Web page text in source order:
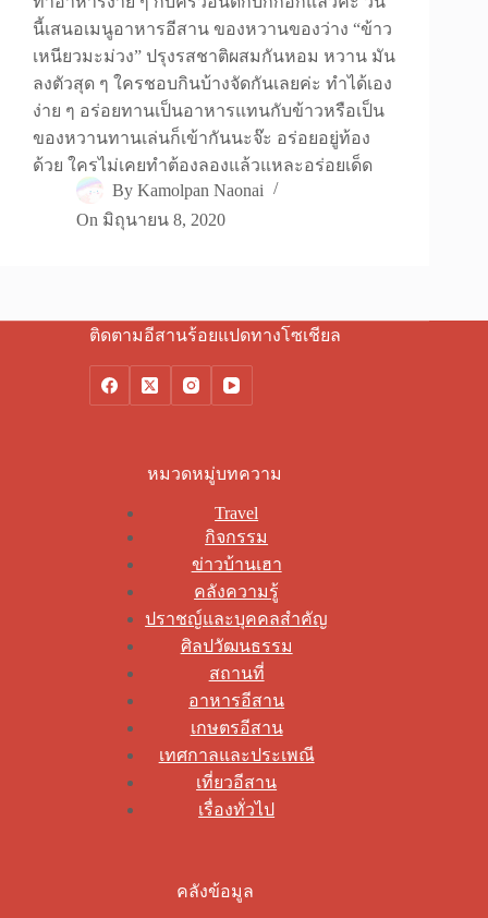
นี้เสนอเมนูอาหารอีสาน ของหวานของว่าง “ข้าว
เหนียวมะม่วง” ปรุงรสชาติผสมกันหอม หวาน มัน
ลงตัวสุด ๆ ใครชอบกินบ้างจัดกันเลยค่ะ ทำได้เอง
ง่าย ๆ อร่อยทานเป็นอาหารแทนกับข้าวหรือเป็น
ของหวานทานเล่นก็เข้ากันนะจ๊ะ อร่อยอยู่ท้อง
ด้วย ใครไม่เคยทำต้องลองแล้วแหละอร่อยเด็ด
By Kamolpan Naonai
On มิถุนายน 8, 2020
ติดตามอีสานร้อยแปดทางโซเชียล
หมวดหมู่บทความ
Travel
กิจกรรม
ข่าวบ้านเฮา
คลังความรู้
ปราชญ์และบุคคลสำคัญ
ศิลปวัฒนธรรม
สถานที่
อาหารอีสาน
เกษตรอีสาน
เทศกาลและประเพณี
เที่ยวอีสาน
เรื่องทั่วไป
คลังข้อมูล